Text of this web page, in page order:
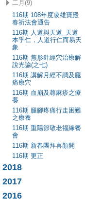
二月(9)
116期 108年度凌雄寶殿
春祈法會通告
116期 人道與天道_天道
本乎仁，人道行仁而易天
象
116期 無形針經穴治療解
說光諭(之七)
116期 講解月經不調及腿
痛療穴
116期 血崩及蕁麻疹之療
養
116期 腿腳疼痛行走困難
之療養
116期 重陽節敬老福緣餐
會
116期 新春團拜喜顏開
116期 更正
2018
2017
2016